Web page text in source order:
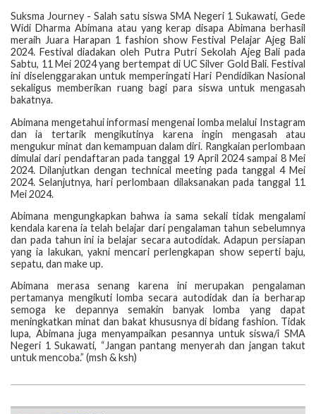
Suksma Journey - Salah satu siswa SMA Negeri 1 Sukawati, Gede
Widi Dharma Abimana atau yang kerap disapa Abimana berhasil
meraih Juara Harapan 1 fashion show Festival Pelajar Ajeg Bali
2024. Festival diadakan oleh Putra Putri Sekolah Ajeg Bali pada
Sabtu, 11 Mei 2024 yang bertempat di UC Silver Gold Bali. Festival
ini diselenggarakan untuk memperingati Hari Pendidikan Nasional
sekaligus memberikan ruang bagi para siswa untuk mengasah
bakatnya.
Abimana mengetahui informasi mengenai lomba melalui Instagram
dan ia tertarik mengikutinya karena ingin mengasah atau
mengukur minat dan kemampuan dalam diri. Rangkaian perlombaan
dimulai dari pendaftaran pada tanggal 19 April 2024 sampai 8 Mei
2024. Dilanjutkan dengan technical meeting pada tanggal 4 Mei
2024. Selanjutnya, hari perlombaan dilaksanakan pada tanggal 11
Mei 2024.
Abimana mengungkapkan bahwa ia sama sekali tidak mengalami
kendala karena ia telah belajar dari pengalaman tahun sebelumnya
dan pada tahun ini ia belajar secara autodidak. Adapun persiapan
yang ia lakukan, yakni mencari perlengkapan showseperti baju,
sepatu, dan make up.
Abimana merasa senang karena ini merupakan pengalaman
pertamanya mengikuti lomba secara autodidak dan ia berharap
semoga ke depannya semakin banyak lomba yang dapat
meningkatkan minat dan bakat khususnya di bidang fashion. Tidak
lupa, Abimana juga menyampaikan pesannya untuk siswa/i SMA
Negeri 1 Sukawati, “Jangan pantang menyerah dan jangan takut
untuk mencoba.” (msh & ksh)